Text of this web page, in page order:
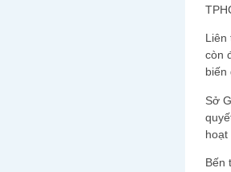
Liên
còn
biến
Sở
hoạt
Bến